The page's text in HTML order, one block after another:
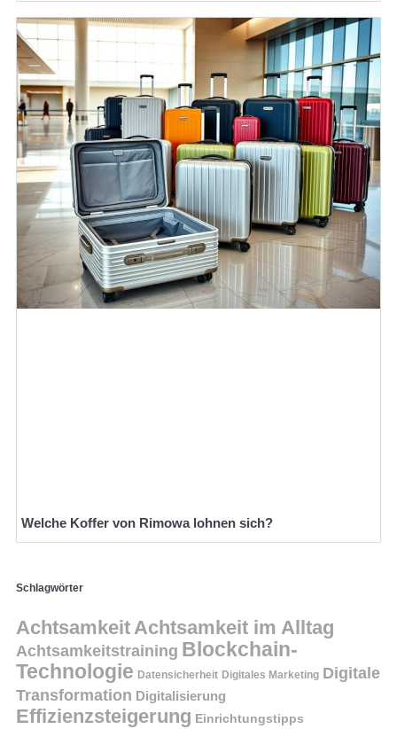
Welche Koffer von Rimowa lohnen sich?
Schlagwörter
AchtsamkeitAchtsamkeit im Alltag
Achtsamkeitstraining Blockchain-
Technologie Datensicherheit Digitales Marketing Digitale
Transformation Digitalisierung
Effizienzsteigerung Einrichtungstipps